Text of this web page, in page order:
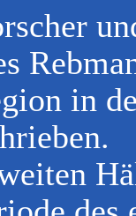
in